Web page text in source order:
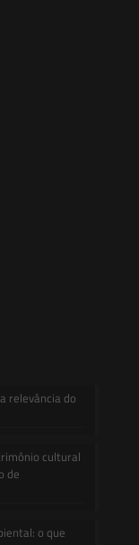
relevância do
cultural
de
o que